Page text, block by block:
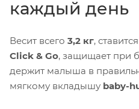
каждый день
Весит всего 3,2 кг,
Click & Go, защищает при
держит малыша в
мягкому вкладышу baby-